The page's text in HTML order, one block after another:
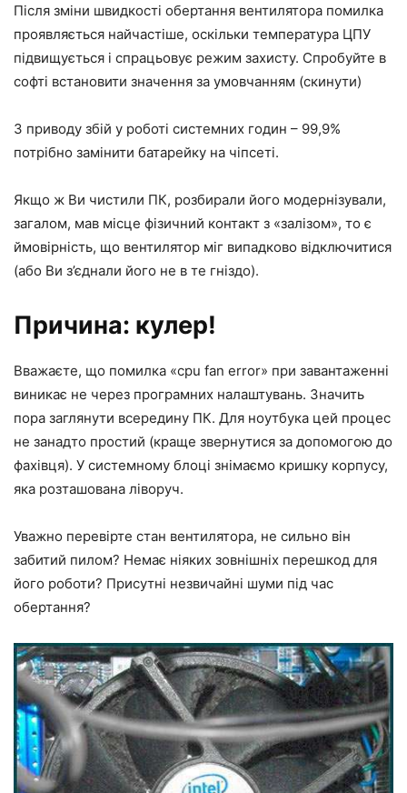
Після зміни швидкості обертання вентилятора помилка
проявляється найчастіше, оскільки температура ЦПУ
підвищується і спрацьовує режим захисту. Спробуйте в
софті встановити значення за умовчанням (скинути)
З приводу збій у роботі системних годин – 99,9%
потрібно замінити батарейку на чіпсеті.
Якщо ж Ви чистили ПК, розбирали його модернізували,
загалом, мав місце фізичний контакт з «залізом», то є
ймовірність, що вентилятор міг випадково відключитися
(або Ви з’єднали його не в те гніздо).
Причина: кулер!
Вважаєте, що помилка «cpu fan error» при завантаженні
виникає не через програмних налаштувань. Значить
пора заглянути всередину ПК. Для ноутбука цей процес
не занадто простий (краще звернутися за допомогою до
фахівця). У системному блоці знімаємо кришку корпусу,
яка розташована ліворуч.
Уважно перевірте стан вентилятора, не сильно він
забитий пилом? Немає ніяких зовнішніх перешкод для
його роботи? Присутні незвичайні шуми під час
обертання?